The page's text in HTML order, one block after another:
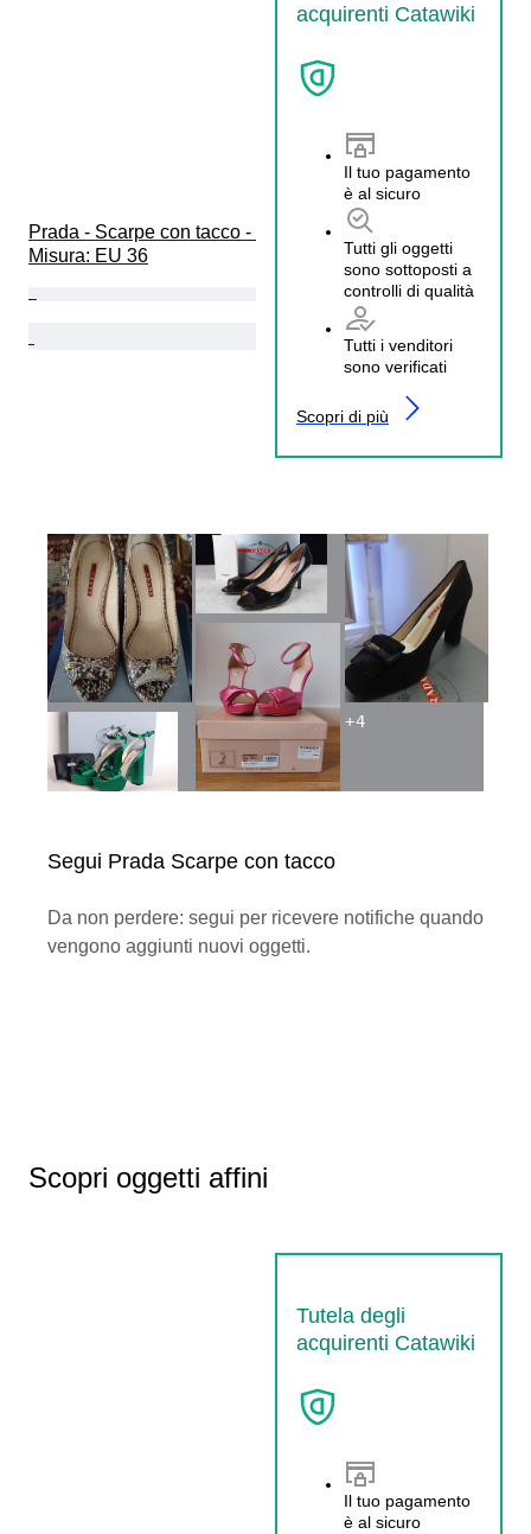
Prada - Scarpe con tacco -
Misura: EU 36
acquirenti Catawiki
Il tuo pagamento
è al sicuro
Tutti gli oggetti
sono sottoposti a
controlli di qualità
Tutti i venditori
sono verificati
Scopri di più
Segui Prada Scarpe con tacco
Da non perdere: segui per ricevere notifiche quando
vengono aggiunti nuovi oggetti.
+4
Scopri oggetti affini
Tutela degli
acquirenti Catawiki
Il tuo pagamento
è al sicuro